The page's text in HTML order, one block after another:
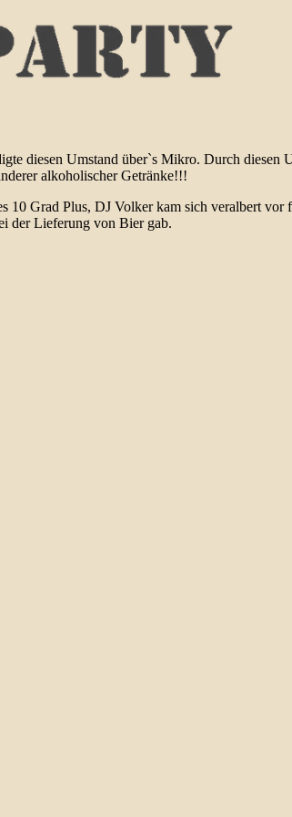
diesen Umstand über`s Mikro. Durch diesen
alkoholischer Getränke!!!
10 Grad Plus, DJ Volker kam sich veralbert vor
der Lieferung von Bier gab.